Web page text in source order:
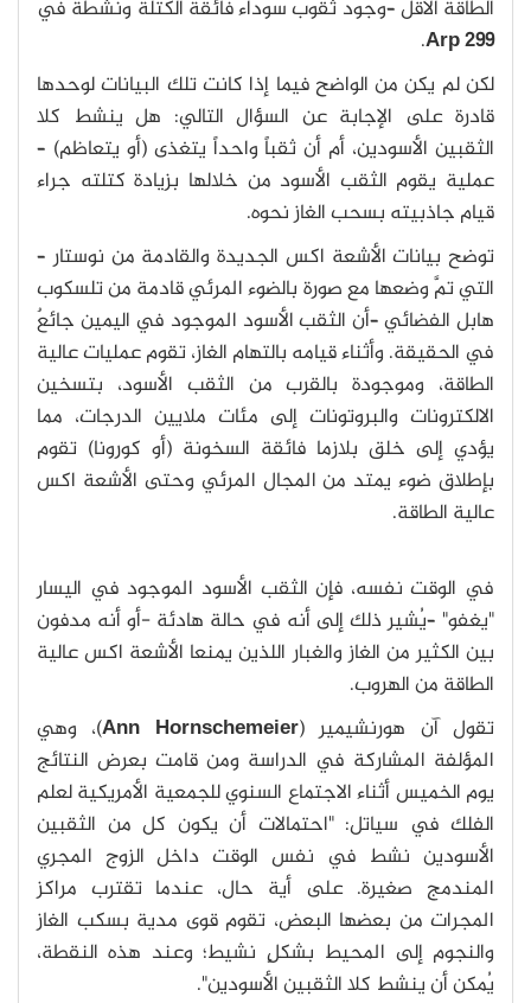
الطاقة الأقل –وجود ثقوب سوداء فائقة الكتلة ونشطة في
Arp 299
.
لكن لم يكن من الواضح فيما إذا كانت تلك البيانات لوحدها
قادرة على الإجابة عن السؤال التالي: هل ينشط كلا
الثقبين الأسودين، أم أن ثقباً واحداً يتغذى (أو يتعاظم) –
عملية يقوم الثقب الأسود من خلالها بزيادة كتلته جراء
قيام جاذبيته بسحب الغاز نحوه.
توضح بيانات الأشعة اكس الجديدة والقادمة من نوستار –
التي تمَّ وضعها مع صورة بالضوء المرئي قادمة من تلسكوب
هابل الفضائي –أن الثقب الأسود الموجود في اليمين جائعٌ
في الحقيقة. وأثناء قيامه بالتهام الغاز، تقوم عمليات عالية
الطاقة، وموجودة بالقرب من الثقب الأسود، بتسخين
الالكترونات والبروتونات إلى مئات ملايين الدرجات، مما
يؤدي إلى خلق بلازما فائقة السخونة (أو كورونا) تقوم
بإطلاق ضوء يمتد من المجال المرئي وحتى الأشعة اكس
عالية الطاقة.
في الوقت نفسه، فإن الثقب الأسود الموجود في اليسار
"يغفو" –يُشير ذلك إلى أنه في حالة هادئة -أو أنه مدفون
بين الكثير من الغاز والغبار اللذين يمنعا الأشعة اكس عالية
الطاقة من الهروب.
تقول آن هورنشيمير (Ann Hornschemeier)، وهي
المؤلفة المشاركة في الدراسة ومن قامت بعرض النتائج
يوم الخميس أثناء الاجتماع السنوي للجمعية الأمريكية لعلم
الفلك في سياتل: "احتمالات أن يكون كل من الثقبين
الأسودين نشط في نفس الوقت داخل الزوج المجري
المندمج صغيرة. على أية حال، عندما تقترب مراكز
المجرات من بعضها البعض، تقوم قوى مدية بسكب الغاز
والنجوم إلى المحيط بشكلٍ نشيط؛ وعند هذه النقطة،
يُمكن أن ينشط كلا الثقبين الأسودين".